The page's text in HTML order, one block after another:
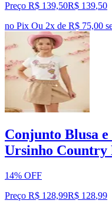
Preço R$ 139,50R$ 139,50
no Pix Ou 2x de R$ 75,00
Conjunto Blusa e
Ursinho Country
14% OFF
Preço R$ 128,99R$ 128,99